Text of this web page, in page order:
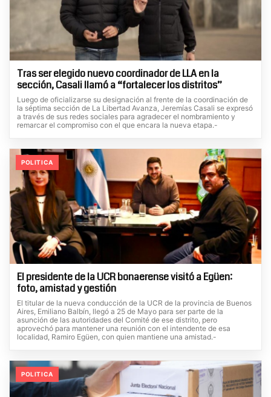
Tras ser elegido nuevo coordinador de LLA en la
sección, Casali llamó a “fortalecer los distritos”
Luego de oficializarse su designación al frente de la coordinación de
la séptima sección de La Libertad Avanza, Jeremías Casali se expresó
a través de sus redes sociales para agradecer el nombramiento y
remarcar el compromiso con el que encara la nueva etapa.-
POLITICA
El presidente de la UCR bonaerense visitó a Egüen:
foto, amistad y gestión
El titular de la nueva conducción de la UCR de la provincia de Buenos
Aires, Emiliano Balbín, llegó a 25 de Mayo para ser parte de la
asunción de las autoridades del Comité de ese distrito, pero
aprovechó para mantener una reunión con el intendente de esa
localidad, Ramiro Egüen, con quien mantiene una amistad.-
POLITICA